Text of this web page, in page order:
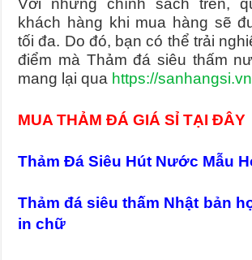
Với những chính sách trên,
khách hàng khi mua hàng sẽ
tối đa. Do đó, bạn có thể trải
điểm mà Thảm đá siêu thấm
mang lại qua https://sanhangsi.vn
MUA THẢM ĐÁ GIÁ SỈ TẠI ĐÂY
Thảm Đá Siêu Hút Nước Mẫu
Thảm đá siêu thấm Nhật bản
in chữ